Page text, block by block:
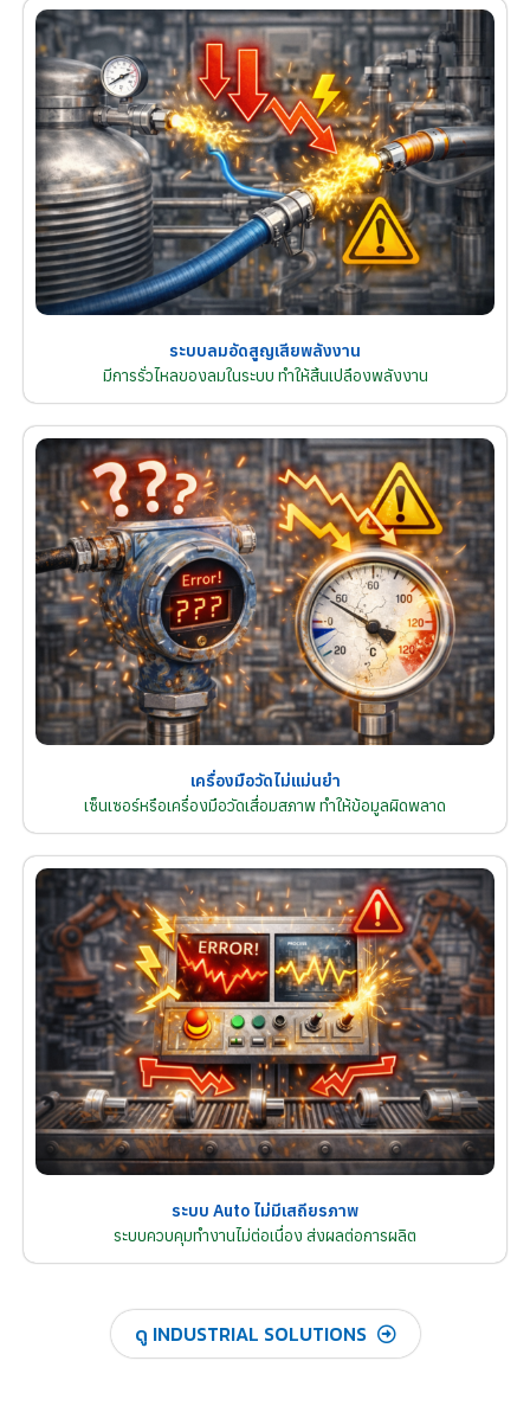
ระบบลมอัดสูญเสียพลังงาน
มีการรั่วไหลของลมในระบบ ทำให้สิ้นเปลืองพลังงาน
เครื่องมือวัดไม่แม่นยำ
เซ็นเซอร์หรือเครื่องมือวัดเสื่อมสภาพ ทำให้ข้อมูลผิดพลาด
ระบบ Auto ไม่มีเสถียรภาพ
ระบบควบคุมทำงานไม่ต่อเนื่อง ส่งผลต่อการผลิต
ดู INDUSTRIAL SOLUTIONS